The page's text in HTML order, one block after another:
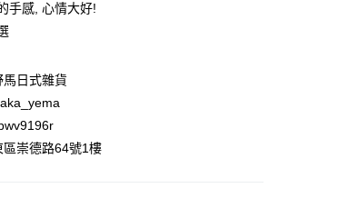
兆豐國際商業銀行
行
手感, 心情大好!
日式雜貨
崇德路64號1樓